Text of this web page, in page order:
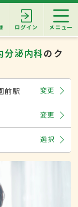
ログイン メニュー
分泌内科のク
前駅 変更
変更
選択